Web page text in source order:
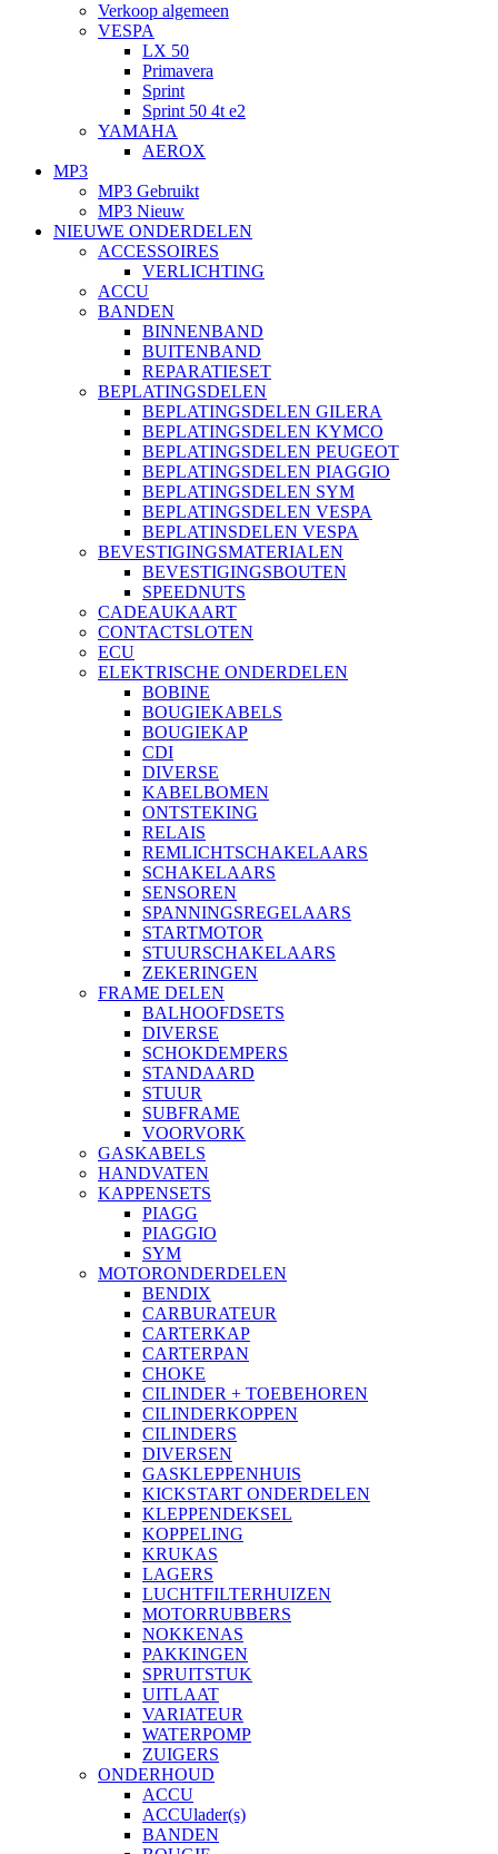
Verkoop algemeen
VESPA
LX 50
Primavera
Sprint
Sprint 50 4t e2
YAMAHA
AEROX
MP3
MP3 Gebruikt
MP3 Nieuw
NIEUWE ONDERDELEN
ACCESSOIRES
VERLICHTING
ACCU
BANDEN
BINNENBAND
BUITENBAND
REPARATIESET
BEPLATINGSDELEN
BEPLATINGSDELEN GILERA
BEPLATINGSDELEN KYMCO
BEPLATINGSDELEN PEUGEOT
BEPLATINGSDELEN PIAGGIO
BEPLATINGSDELEN SYM
BEPLATINGSDELEN VESPA
BEPLATINSDELEN VESPA
BEVESTIGINGSMATERIALEN
BEVESTIGINGSBOUTEN
SPEEDNUTS
CADEAUKAART
CONTACTSLOTEN
ECU
ELEKTRISCHE ONDERDELEN
BOBINE
BOUGIEKABELS
BOUGIEKAP
CDI
DIVERSE
KABELBOMEN
ONTSTEKING
RELAIS
REMLICHTSCHAKELAARS
SCHAKELAARS
SENSOREN
SPANNINGSREGELAARS
STARTMOTOR
STUURSCHAKELAARS
ZEKERINGEN
FRAME DELEN
BALHOOFDSETS
DIVERSE
SCHOKDEMPERS
STANDAARD
STUUR
SUBFRAME
VOORVORK
GASKABELS
HANDVATEN
KAPPENSETS
PIAGG
PIAGGIO
SYM
MOTORONDERDELEN
BENDIX
CARBURATEUR
CARTERKAP
CARTERPAN
CHOKE
CILINDER + TOEBEHOREN
CILINDERKOPPEN
CILINDERS
DIVERSEN
GASKLEPPENHUIS
KICKSTART ONDERDELEN
KLEPPENDEKSEL
KOPPELING
KRUKAS
LAGERS
LUCHTFILTERHUIZEN
MOTORRUBBERS
NOKKENAS
PAKKINGEN
SPRUITSTUK
UITLAAT
VARIATEUR
WATERPOMP
ZUIGERS
ONDERHOUD
ACCU
ACCUlader(s)
BANDEN